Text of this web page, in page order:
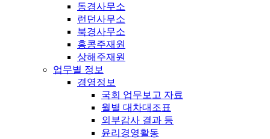
동경사무소
런던사무소
북경사무소
홍콩주재원
상해주재원
업무별 정보
경영정보
국회 업무보고 자료
월별 대차대조표
외부감사 결과 등
윤리경영활동